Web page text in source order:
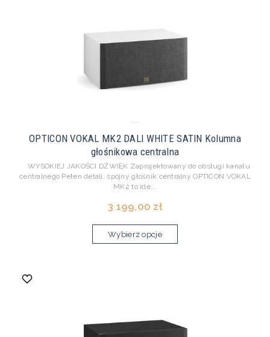
OPTICON VOKAL MK2 DALI WHITE SATIN Kolumna
głośnikowa centralna
WYSOKIEJ JAKOŚCI DŹWIĘK Zaprojektowany do obsługi kanału
centralnego Pełen detali, spójny głośnik centralny OPTICON VOKAL
MK2 to ide...
3 199,00 zł
Wybierz opcje